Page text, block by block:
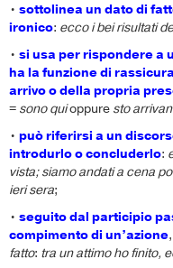
• sottolinea un dato di
ironico: ecco i bei risultati
• si usa per rispondere a
ha la funzione di
arrivo o della propria
= sono quioppure sto
• può riferirsi a un
introdurlo o concluderlo:
vista; siamo andati a cena
ieri sera;
• seguito dal participio
compimento di un’azione
fatto: tra un attimo ho finito,